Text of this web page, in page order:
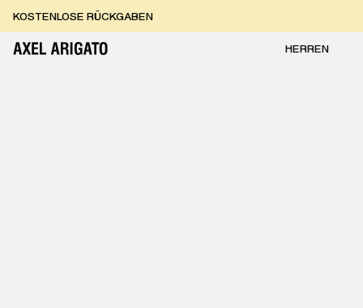
Zum Inhalt springen
KOSTENLOSE RÜCKGABEN
KOSTENLOSE EXPRESSLIEFERUNG
HERREN